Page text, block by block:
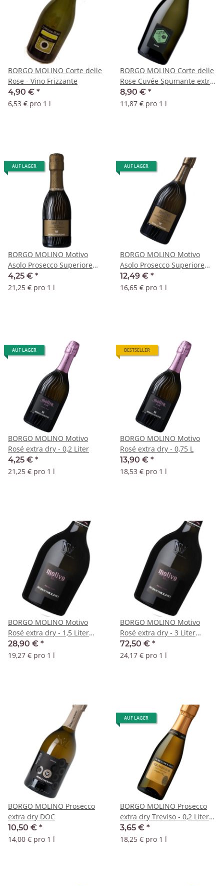
BORGO MOLINO Corte delle
Rose - Vino Frizzante
4,90 € *
6,53 € pro 1 l
BORGO MOLINO Corte delle
Rose Cuvée Spumante extra
dry
8,90 € *
11,87 € pro 1 l
AUF LAGER
BORGO MOLINO Motivo
Asolo Prosecco Superiore
Brut DOCG - 0,2 Liter
4,25 € *
21,25 € pro 1 l
AUF LAGER
BORGO MOLINO Motivo
Asolo Prosecco Superiore
Brut DOCG - 0,75 Liter
12,49 € *
16,65 € pro 1 l
AUF LAGER
BORGO MOLINO Motivo
Rosé extra dry - 0,2 Liter
4,25 € *
21,25 € pro 1 l
BESTSELLER
BORGO MOLINO Motivo
Rosé extra dry - 0,75 L
13,90 € *
18,53 € pro 1 l
BORGO MOLINO Motivo
Rosé extra dry - 1,5 Liter
Magnum
28,90 € *
19,27 € pro 1 l
BORGO MOLINO Motivo
Rosé extra dry - 3 Liter
Jeroboam
72,50 € *
24,17 € pro 1 l
BORGO MOLINO Prosecco
extra dry DOC
10,50 € *
14,00 € pro 1 l
AUF LAGER
BORGO MOLINO Prosecco
extra dry Treviso - 0,2 Liter
DOC
3,65 € *
18,25 € pro 1 l